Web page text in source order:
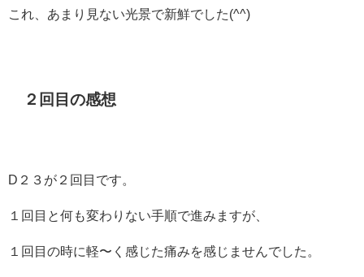
これ、あまり見ない光景で新鮮でした(^^)
２回目の感想
D２３が２回目です。
１回目と何も変わりない手順で進みますが、
１回目の時に軽〜く感じた痛みを感じませんでした。